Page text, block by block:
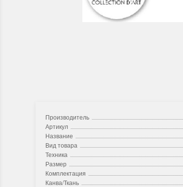
Производитель
Артикул
Название
Вид товара
Техника
Размер
Комплектация
Канва/Ткань